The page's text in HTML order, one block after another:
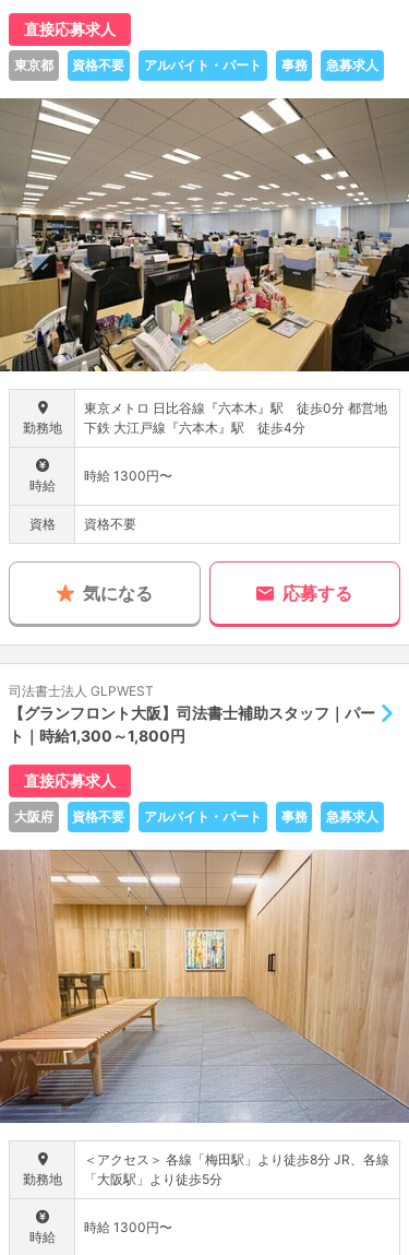
直接応募求人
東京都 資格不要 アルバイト・パート 事務 急募求人
勤務地
東京メトロ 日比谷線『六本木』駅 徒歩0分 都営地
下鉄 大江戸線『六本木』駅 徒歩4分
時給
時給 1300円〜
資格 資格不要
気になる 応募する
司法書士法人 GLPWEST
【グランフロント大阪】司法書士補助スタッフ｜パー
ト｜時給1,300～1,800円
直接応募求人
大阪府 資格不要 アルバイト・パート 事務 急募求人
勤務地
＜アクセス＞ 各線「梅田駅」より徒歩8分 JR、各線
「大阪駅」より徒歩5分
時給
時給 1300円〜